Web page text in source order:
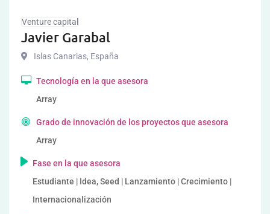
Venture capital
Javier Garabal
Islas Canarias, España
Tecnología en la que asesora
Array
Grado de innovación de los proyectos que asesora
Array
Fase en la que asesora
Estudiante | Idea, Seed | Lanzamiento | Crecimiento |
Internacionalización